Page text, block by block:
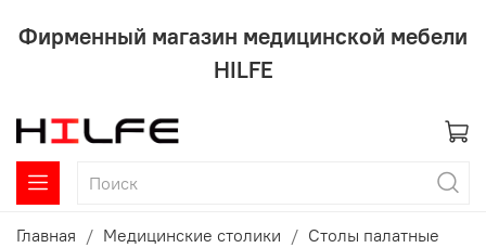
Фирменный магазин медицинской мебели
HILFE
Главная Медицинские столики Столы палатные